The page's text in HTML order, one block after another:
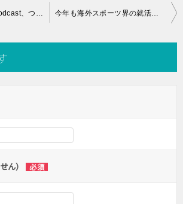
SPORT GLOBAL Podcast、ついにスタート！海外スポーツ界で活躍するゲストが海外で生き抜くために必要なスキルを紹介！ 今年も海外スポーツ界の就活フェア「iWorkinSport Virtual Job Fair」がオンライン開催！SPORT GLOBALを通して参加費が25%OFFに！
ん） 必須